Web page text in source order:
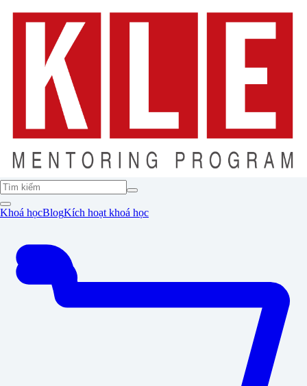
Khoá họcBlogKích hoạt khoá học